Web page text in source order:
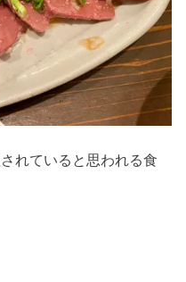
れていると思われる食